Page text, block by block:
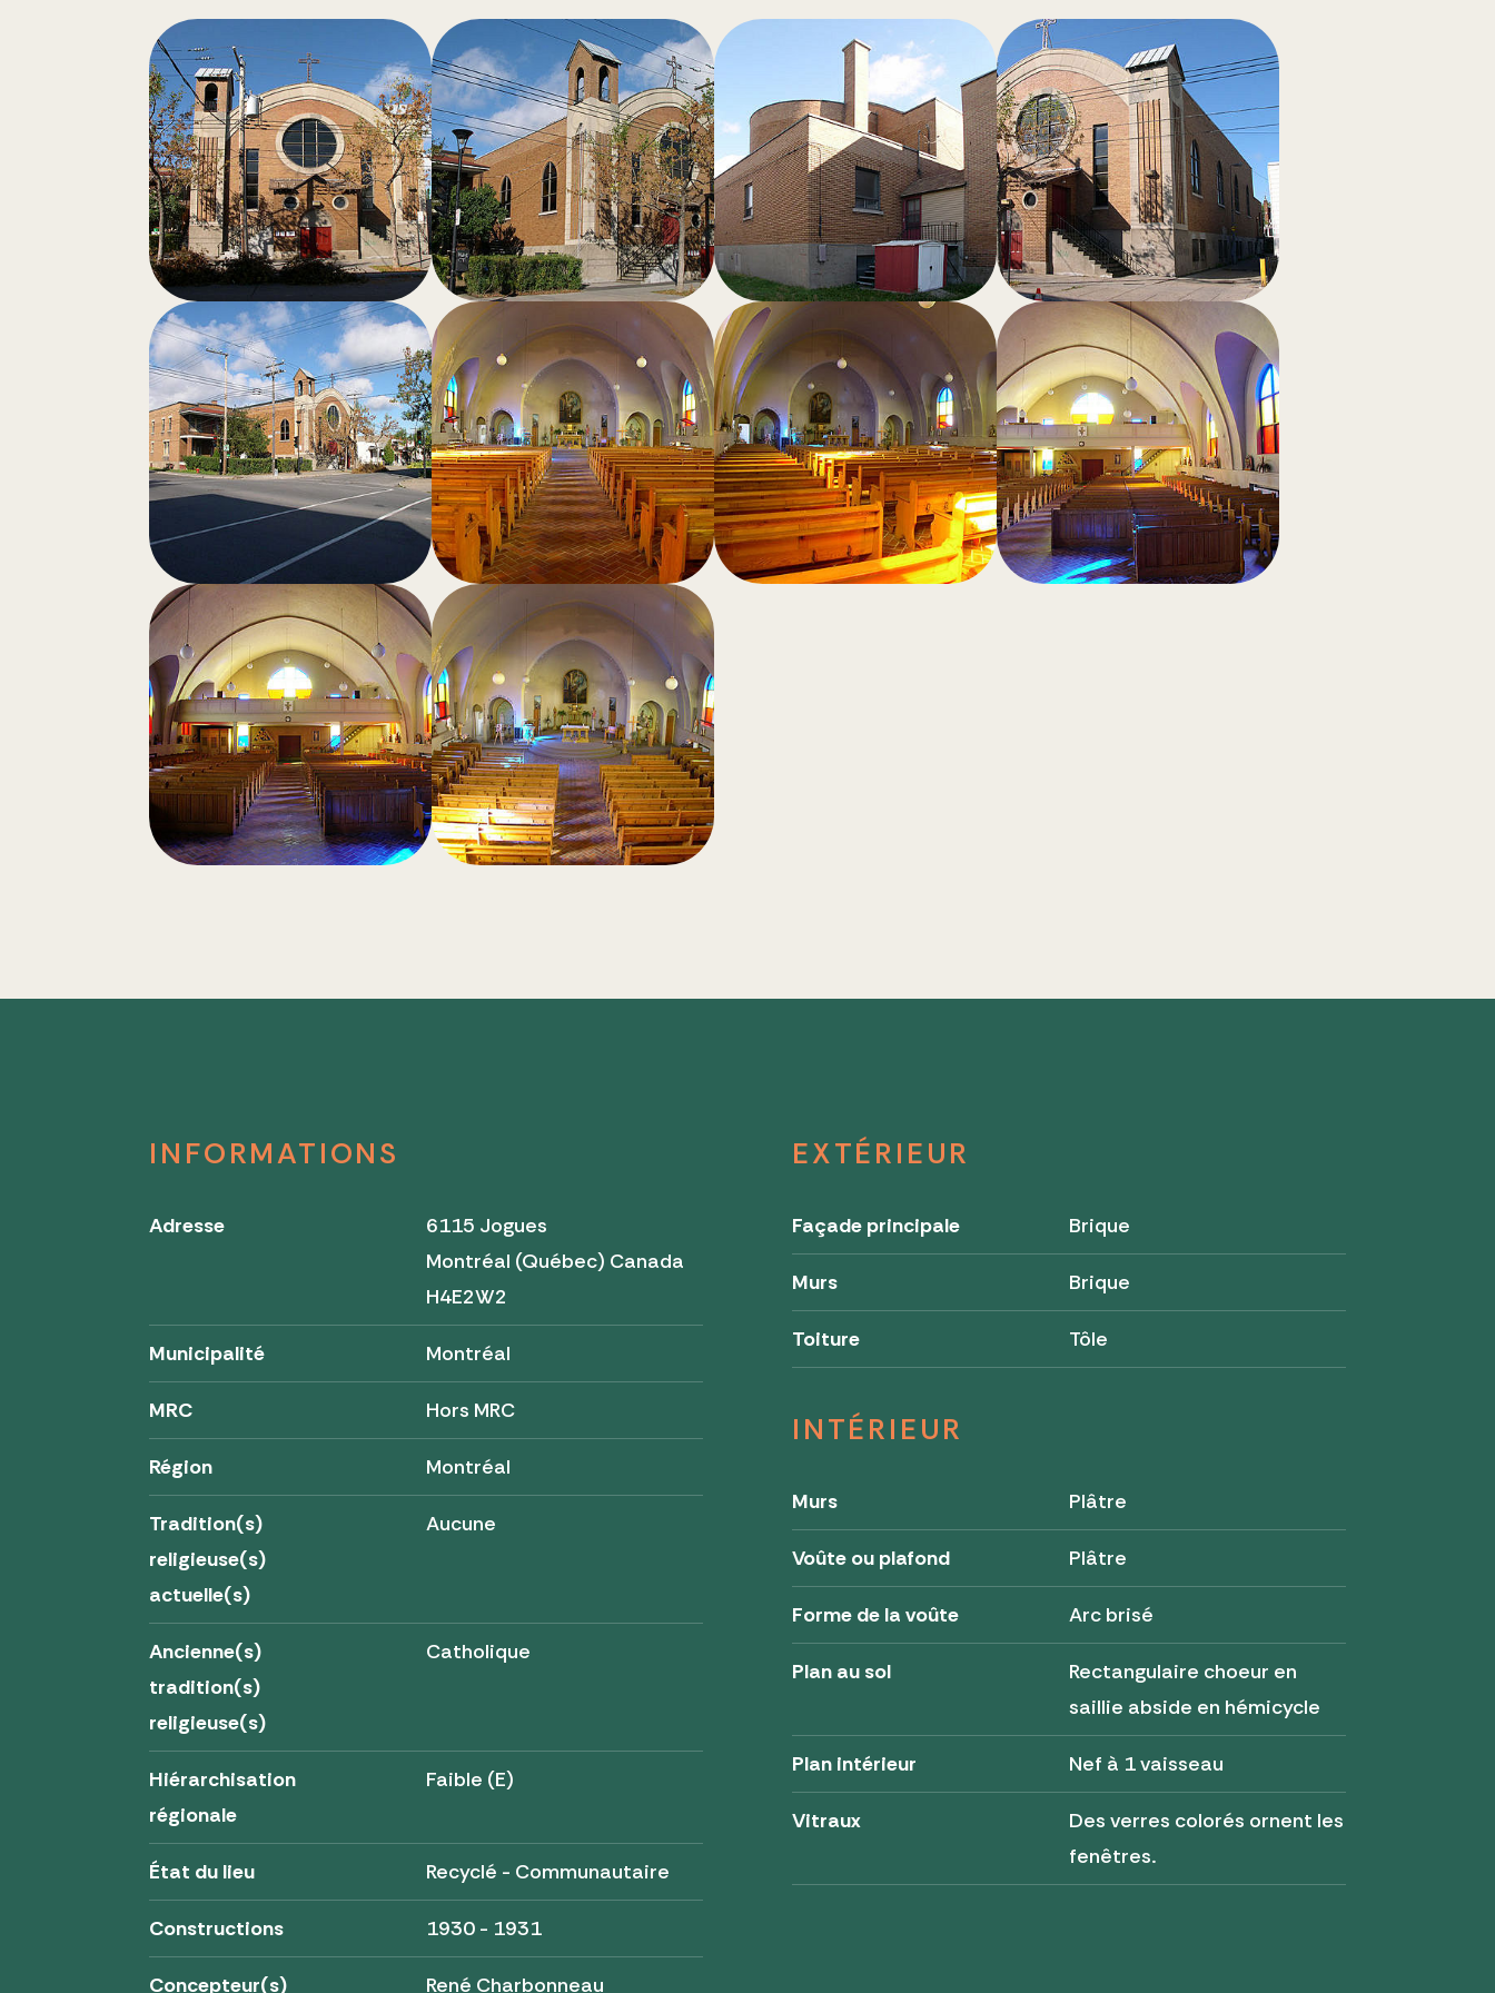
INFORMATIONS
Adresse
6115 Jogues
Montréal (Québec) Canada
H4E2W2
Municipalité Montréal
MRC Hors MRC
Région Montréal
Tradition(s)
religieuse(s)
actuelle(s)
Aucune
Ancienne(s)
tradition(s)
religieuse(s)
Catholique
Hiérarchisation
régionale
Faible (E)
État du lieu Recyclé - Communautaire
Constructions 1930 - 1931
Concepteur(s)
René Charbonneau
EXTÉRIEUR
Façade principale Brique
Murs Brique
Toiture Tôle
INTÉRIEUR
Murs Plâtre
Voûte ou plafond Plâtre
Forme de la voûte Arc brisé
Plan au sol
Rectangulaire choeur en
saillie abside en hémicycle
Plan intérieur Nef à 1 vaisseau
Vitraux
Des verres colorés ornent les
fenêtres.